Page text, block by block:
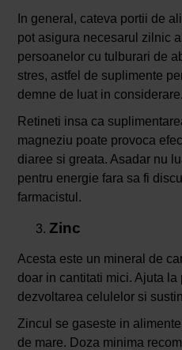
In general, cateva portii de
pot asigura necesarul zilnic
persoanelor cu tulburari de
stres, astfel de suplimente
demne de luat in considerare.
Retineti insa ca
magneziu poate provoca
diaree si greata. Asadar nu
pentru energie fara sa fi
farmacistul.
Zinc
Acesta este un mineral de
doar in cantitati mici. Ajuta
dezvoltarea celulelor si
Zincul se gaseste in
de mare. Doza minima